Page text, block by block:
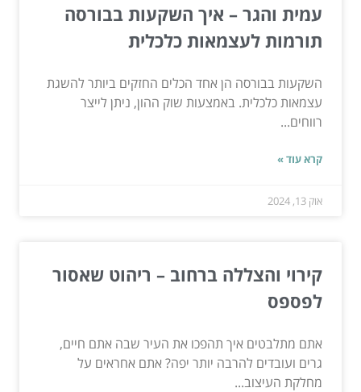
עמית והגר – איך השקעות בבורסה
תורמות לעצמאות כלכלית
השקעות בבורסה הן אחד הכלים החזקים ביותר להשגת
עצמאות כלכלית. באמצעות שוק ההון, ניתן לייצר
רווחים...
קרא עוד »
אוק 13, 2024
קירוי והצללה ברחוב – ריהוט שאסור
לפספס
אתם מתלבטים איך תהפכו את העיר שבה אתם חיים,
גרים ועובדים להרבה יותר יפה? אתם אחראים על
מחלקת העיצוב...